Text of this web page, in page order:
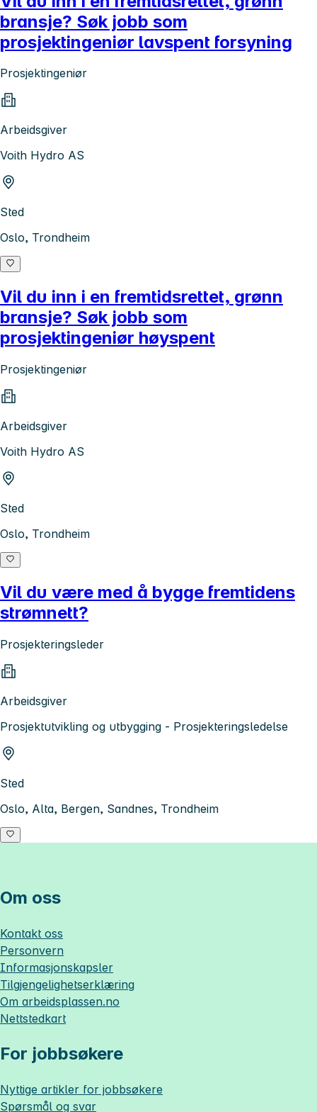
bransje? Søk jobb som
prosjektingeniør lavspent forsyning
Prosjektingeniør
Arbeidsgiver
Voith Hydro AS
Sted
Oslo, Trondheim
Vil du inn i en fremtidsrettet, grønn
bransje? Søk jobb som
prosjektingeniør høyspent
Prosjektingeniør
Arbeidsgiver
Voith Hydro AS
Sted
Oslo, Trondheim
Vil du være med å bygge fremtidens
strømnett?
Prosjekteringsleder
Arbeidsgiver
Prosjektutvikling og utbygging - Prosjekteringsledelse
Sted
Oslo, Alta, Bergen, Sandnes, Trondheim
Om oss
Kontakt oss
Personvern
Informasjonskapsler
Tilgjengelighetserklæring
Om arbeidsplassen.no
Nettstedkart
For jobbsøkere
Nyttige artikler for jobbsøkere
Spørsmål og svar